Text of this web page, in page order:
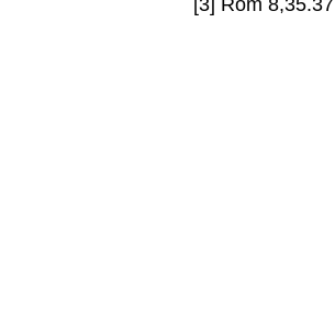
[3] Röm 8,35.37